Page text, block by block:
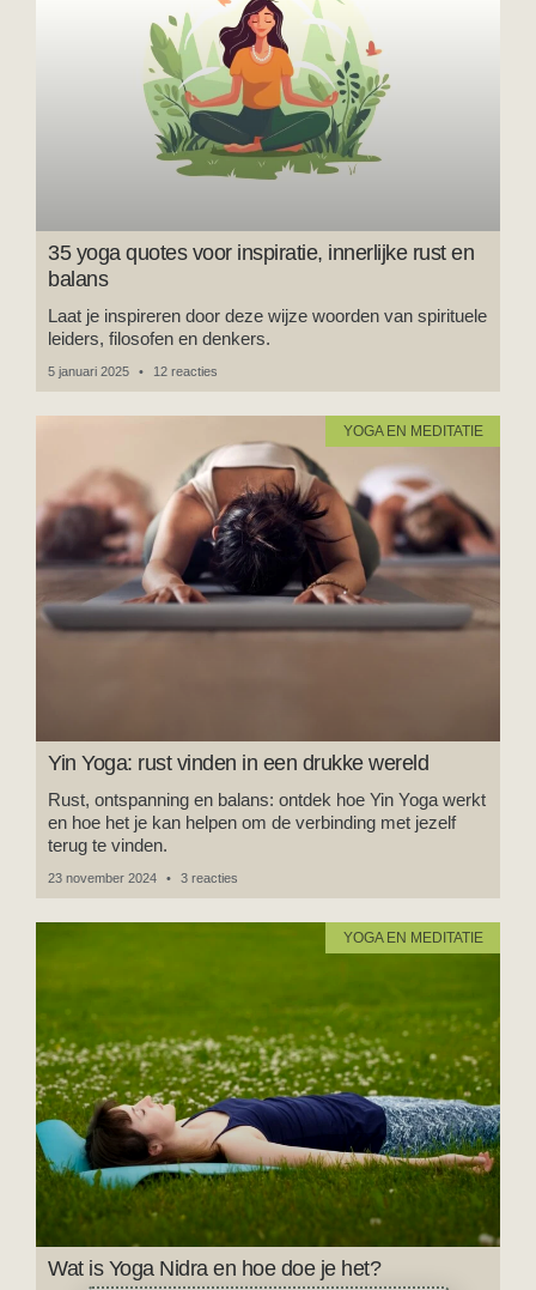
35 yoga quotes voor inspiratie, innerlijke rust en
balans
Laat je inspireren door deze wijze woorden van spirituele
leiders, filosofen en denkers.
5 januari 2025 12 reacties
YOGA EN MEDITATIE
Yin Yoga: rust vinden in een drukke wereld
Rust, ontspanning en balans: ontdek hoe Yin Yoga werkt
en hoe het je kan helpen om de verbinding met jezelf
terug te vinden.
23 november 2024 3 reacties
YOGA EN MEDITATIE
Wat is Yoga Nidra en hoe doe je het?